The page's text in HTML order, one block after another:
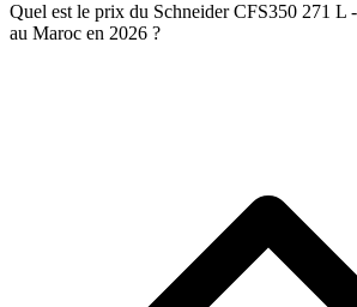
Quel est le prix du Schneider CFS350 271 L
au Maroc en 2026 ?